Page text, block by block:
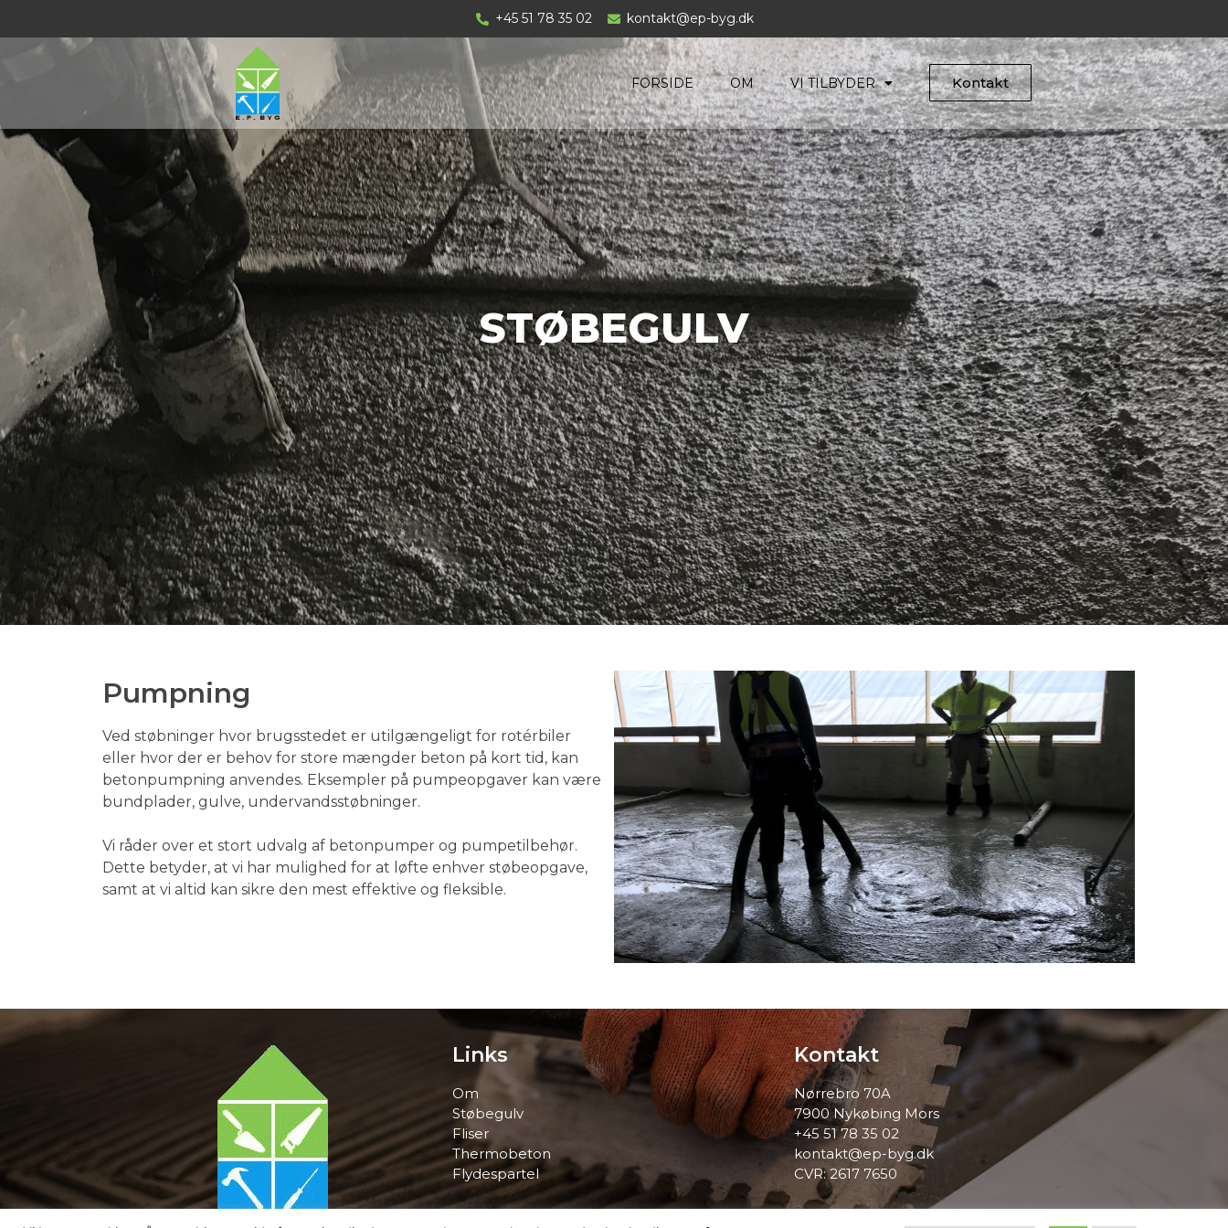
+45 51 78 35 02 kontakt@ep-byg.dk
FORSIDE OM VI TILBYDER Kontakt
STØBEGULV
Pumpning
Ved støbninger hvor brugsstedet er utilgængeligt for rotérbiler
eller hvor der er behov for store mængder beton på kort tid, kan
betonpumpning anvendes. Eksempler på pumpeopgaver kan være
bundplader, gulve, undervandsstøbninger.
Vi råder over et stort udvalg af betonpumper og pumpetilbehør.
Dette betyder, at vi har mulighed for at løfte enhver støbeopgave,
samt at vi altid kan sikre den mest effektive og fleksible.
Links
Om
Støbegulv
Fliser
Thermobeton
Flydespartel
Kontakt
Nørrebro 70A
7900 Nykøbing Mors
+45 51 78 35 02
kontakt@ep-byg.dk
CVR: 2617 7650